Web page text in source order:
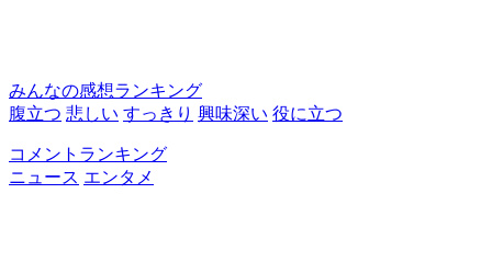
みんなの感想ランキング
腹立つ 悲しい すっきり 興味深い 役に立つ
コメントランキング
ニュース エンタメ